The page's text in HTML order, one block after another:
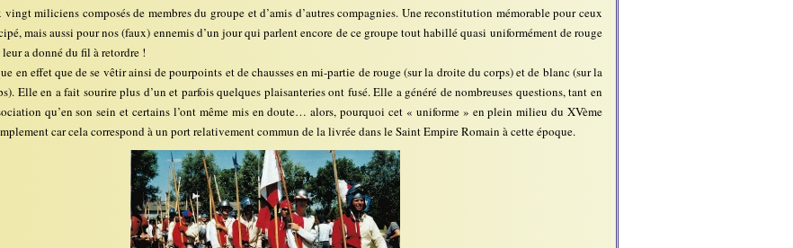
vingt miliciens composés de membres du groupe et d’amis d’autres compagnies. Une reconstitution mémorable pour ceux
mais aussi pour nos (faux) ennemis d’un jour qui parlent encore de ce groupe tout habillé quasi uniformément de rouge
a donné du fil à retordre !
en effet que de se vêtir ainsi de pourpoints et de chausses en mi-partie de rouge (sur la droite du corps) et de blanc (sur la
Elle en a fait sourire plus d’un et parfois quelques plaisanteries ont fusé. Elle a généré de nombreuses questions, tant en
qu’en son sein et certains l’ont même mis en doute… alors, pourquoi cet « uniforme » en plein milieu du XVème
car cela correspond à un port relativement commun de la livrée dans le Saint Empire Romain à cette époque.